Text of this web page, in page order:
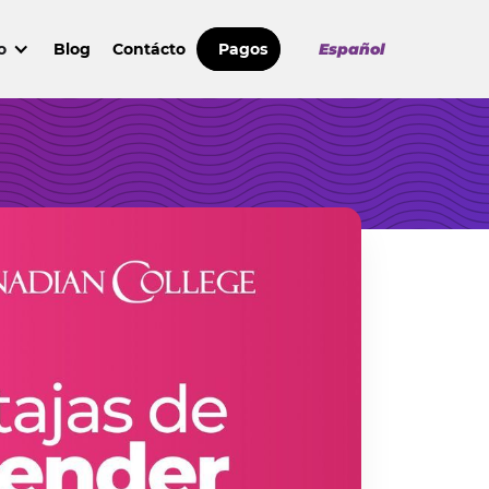
Blog Contácto Pagos Español